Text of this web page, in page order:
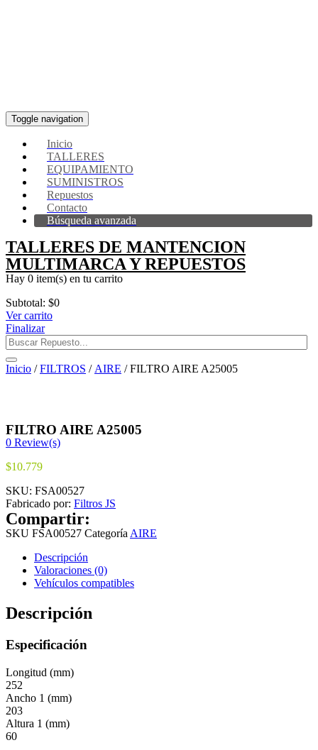
Toggle navigation
Inicio
TALLERES
EQUIPAMIENTO
SUMINISTROS
Repuestos
Contacto
Búsqueda avanzada
TALLERES DE MANTENCION
MULTIMARCA Y REPUESTOS
Hay 0 item(s) en tu carrito
Subtotal: $0
Ver carrito
Finalizar
Inicio /FILTROS / AIRE / FILTRO AIRE A25005
FILTRO AIRE A25005
0 Review(s)
$10.779
SKU: FSA00527
Fabricado por: Filtros JS
Compartir:
SKU FSA00527 Categoría AIRE
Descripción
Valoraciones (0)
Vehículos compatibles
Descripción
Especificación
Longitud (mm)
252
Ancho 1 (mm)
203
Altura 1 (mm)
60